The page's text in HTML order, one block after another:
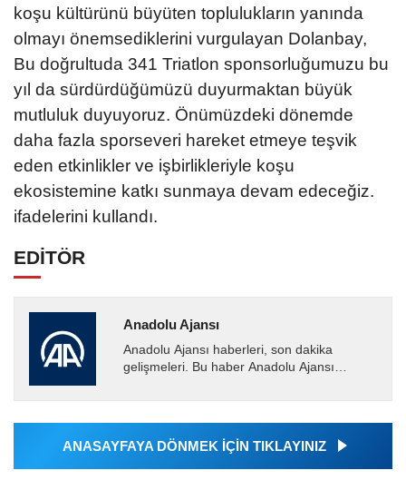
koşu kültürünü büyüten toplulukların yanında
olmayı önemsediklerini vurgulayan Dolanbay,
Bu doğrultuda 341 Triatlon sponsorluğumuzu bu
yıl da sürdürdüğümüzü duyurmaktan büyük
mutluluk duyuyoruz. Önümüzdeki dönemde
daha fazla sporseveri hareket etmeye teşvik
eden etkinlikler ve işbirlikleriyle koşu
ekosistemine katkı sunmaya devam edeceğiz.
ifadelerini kullandı.
EDİTÖR
Anadolu Ajansı
Anadolu Ajansı haberleri, son dakika
gelişmeleri. Bu haber Anadolu Ajansı
tarafından geçilen tüm...
ANASAYFAYA DÖNMEK İÇİN TIKLAYINIZ